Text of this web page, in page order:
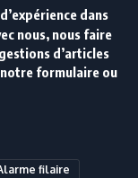
dans
nous, nous faire
d’articles
formulaire ou
filaire